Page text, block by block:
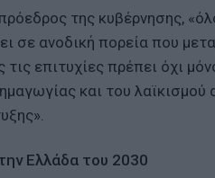
της κυβέρνησης,
σε ανοδική πορεία που
επιτυχίες πρέπει όχι
και του
Ελλάδα του 2030